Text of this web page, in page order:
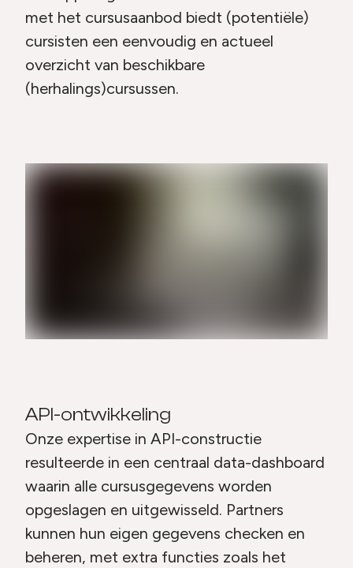
met het cursusaanbod biedt (potentiële)
cursisten een eenvoudig en actueel
overzicht van beschikbare
(herhalings)cursussen.
API-ontwikkeling
Onze expertise in API-constructie
resulteerde in een centraal data-dashboard
waarin alle cursusgegevens worden
opgeslagen en uitgewisseld. Partners
kunnen hun eigen gegevens checken en
beheren, met extra functies zoals het